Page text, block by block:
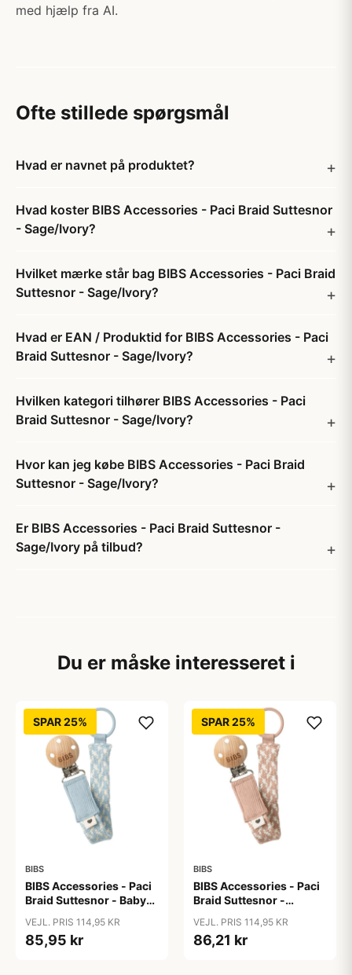
med hjælp fra AI.
Ofte stillede spørgsmål
Hvad er navnet på produktet?
Hvad koster BIBS Accessories - Paci Braid Suttesnor
- Sage/Ivory?
Hvilket mærke står bag BIBS Accessories - Paci Braid
Suttesnor - Sage/Ivory?
Hvad er EAN / Produktid for BIBS Accessories - Paci
Braid Suttesnor - Sage/Ivory?
Hvilken kategori tilhører BIBS Accessories - Paci
Braid Suttesnor - Sage/Ivory?
Hvor kan jeg købe BIBS Accessories - Paci Braid
Suttesnor - Sage/Ivory?
Er BIBS Accessories - Paci Braid Suttesnor -
Sage/Ivory på tilbud?
Du er måske interesseret i
SPAR 25%
BIBS
BIBS Accessories - Paci
Braid Suttesnor - Baby
VEJL. PRIS 114,95 KR
85,95 kr
SPAR 25%
BIBS
BIBS Accessories - Paci
Braid Suttesnor -
VEJL. PRIS 114,95 KR
86,21 kr